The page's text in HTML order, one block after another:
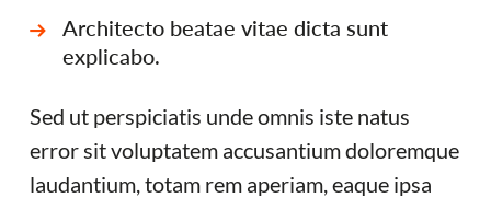
Architecto beatae vitae dicta sunt
explicabo.
Sed ut perspiciatis unde omnis iste natus
error sit voluptatem accusantium doloremque
laudantium, totam rem aperiam, eaque ipsa